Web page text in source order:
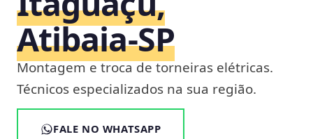
Atibaia‑SP
Montagem e troca de torneiras elétricas.
Técnicos especializados na sua região.
FALE NO WHATSAPP